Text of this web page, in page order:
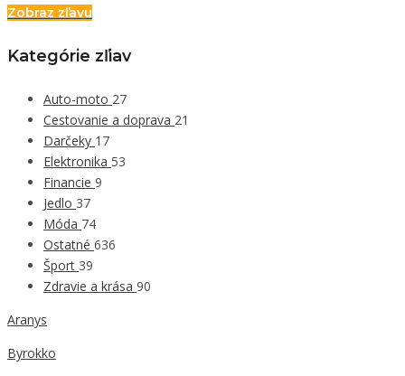
Zobraz zľavu
Kategórie zľiav
Auto-moto 27
Cestovanie a doprava 21
Darčeky 17
Elektronika 53
Financie 9
Jedlo 37
Móda 74
Ostatné 636
Šport 39
Zdravie a krása 90
Aranys
Byrokko